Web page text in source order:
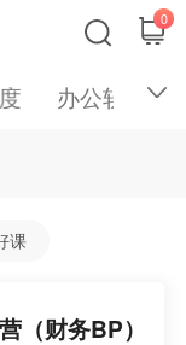
0
办公软件
课
（财务BP）